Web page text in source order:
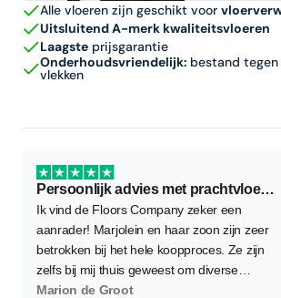
Alle vloeren zijn geschikt voor
Uitsluitend A-merk kwaliteitsvloeren
Laagste prijsgarantie
Onderhoudsvriendelijk: bestand
vlekken
Persoonlijk advies met prachtvloer als resultaat
Ik vind de Floors Company zeker een
aanrader! Marjolein en haar zoon zijn zeer
betrokken bij het hele koopproces. Ze zijn
zelfs bij mij thuis geweest om diverse
vloeren te demonstreren waarbij ze flink wat
Marion de Groot